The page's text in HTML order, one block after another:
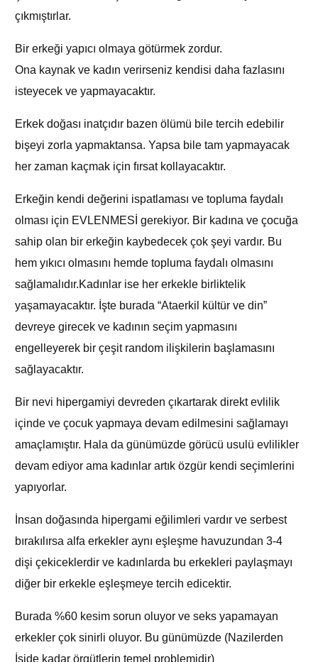
çıkmıştırlar.
Bir erkeği yapıcı olmaya götürmek zordur.
Ona kaynak ve kadın verirseniz kendisi daha fazlasını
isteyecek ve yapmayacaktır.
Erkek doğası inatçıdır bazen ölümü bile tercih edebilir
bişeyi zorla yapmaktansa. Yapsa bile tam yapmayacak
her zaman kaçmak için fırsat kollayacaktır.
Erkeğin kendi değerini ispatlaması ve topluma faydalı
olması için EVLENMESİ gerekiyor. Bir kadına ve çocuğa
sahip olan bir erkeğin kaybedecek çok şeyi vardır. Bu
hem yıkıcı olmasını hemde topluma faydalı olmasını
sağlamalıdır.Kadınlar ise her erkekle birliktelik
yaşamayacaktır. İşte burada “Ataerkil kültür ve din”
devreye girecek ve kadının seçim yapmasını
engelleyerek bir çeşit random ilişkilerin başlamasını
sağlayacaktır.
Bir nevi hipergamiyi devreden çıkartarak direkt evlilik
içinde ve çocuk yapmaya devam edilmesini sağlamayı
amaçlamıştır. Hala da günümüzde görücü usulü evlilikler
devam ediyor ama kadınlar artık özgür kendi seçimlerini
yapıyorlar.
İnsan doğasında hipergami eğilimleri vardır ve serbest
bırakılırsa alfa erkekler aynı eşleşme havuzundan 3-4
dişi çekiceklerdir ve kadınlarda bu erkekleri paylaşmayı
diğer bir erkekle eşleşmeye tercih edicektir.
Burada %60 kesim sorun oluyor ve seks yapamayan
erkekler çok sinirli oluyor. Bu günümüzde (Nazilerden
İşide kadar örgütlerin temel problemidir)